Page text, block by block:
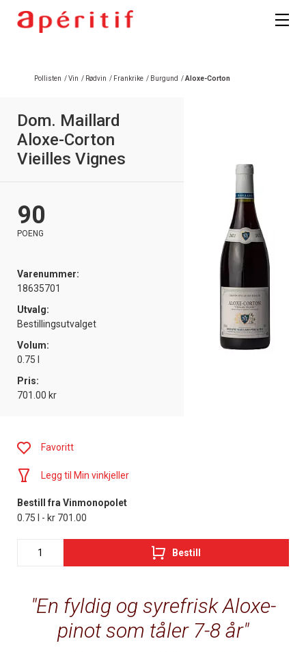
Pollisten /Vin / Rødvin / Frankrike / Burgund /Aloxe-Corton
Dom. Maillard
Aloxe-Corton
Vieilles Vignes
90
POENG
Varenummer:
18635701
Utvalg:
Bestillingsutvalget
Volum:
0.75 l
Pris:
701.00 kr
En fyldig og syrefrisk Aloxe-
pinot som tåler 7-8 år
Favoritt
Legg til Min vinkjeller
Bestill fra Vinmonopolet
0.75 l - kr 701.00
Bestill